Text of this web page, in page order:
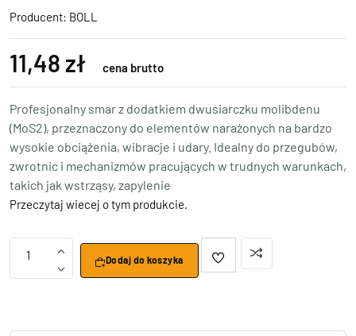
Producent: BOLL
11,48 zł cena brutto
Profesjonalny smar z dodatkiem dwusiarczku molibdenu
(MoS2), przeznaczony do elementów narażonych na bardzo
wysokie obciążenia, wibracje i udary. Idealny do przegubów,
zwrotnic i mechanizmów pracujących w trudnych warunkach,
takich jak wstrząsy, zapylenie
Przeczytaj wiecej o tym produkcie.
1 Dodaj do koszyka